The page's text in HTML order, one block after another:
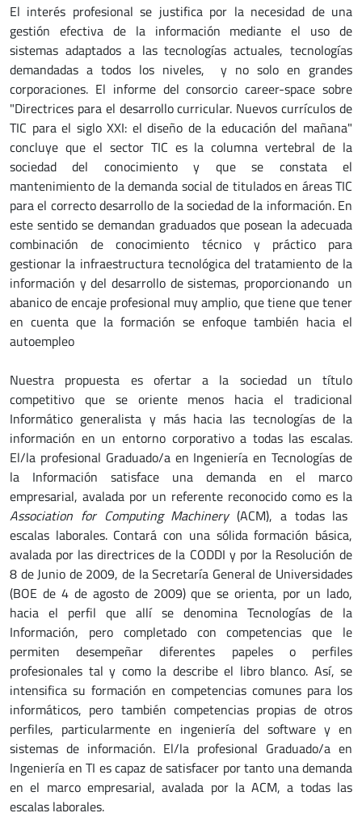
El interés profesional se justifica por la necesidad de una
gestión efectiva de la información mediante el uso de
sistemas adaptados a las tecnologías actuales, tecnologías
demandadas a todos los niveles, y no solo en grandes
corporaciones. El informe del consorcio career-space sobre
"Directrices para el desarrollo curricular. Nuevos currículos de
TIC para el siglo XXI: el diseño de la educación del mañana"
concluye que el sector TIC es la columna vertebral de la
sociedad del conocimiento y que se constata el
mantenimiento de la demanda social de titulados en áreas TIC
para el correcto desarrollo de la sociedad de la información. En
este sentido se demandan graduados que posean la adecuada
combinación de conocimiento técnico y práctico para
gestionar la infraestructura tecnológica del tratamiento de la
información y del desarrollo de sistemas, proporcionando un
abanico de encaje profesional muy amplio, que tiene que tener
en cuenta que la formación se enfoque también hacia el
autoempleo
Nuestra propuesta es ofertar a la sociedad un título
competitivo que se oriente menos hacia el tradicional
Informático generalista y más hacia las tecnologías de la
información en un entorno corporativo a todas las escalas.
El/la profesional Graduado/a en Ingeniería en Tecnologías de
la Información satisface una demanda en el marco
empresarial, avalada por un referente reconocido como es la
Association for Computing Machinery(ACM), a todas las
escalas laborales. Contará con una sólida formación básica,
avalada por las directrices de la CODDI y por la Resolución de
8 de Junio de 2009, de la Secretaría General de Universidades
(BOE de 4 de agosto de 2009) que se orienta, por un lado,
hacia el perfil que allí se denomina Tecnologías de la
Información, pero completado con competencias que le
permiten desempeñar diferentes papeles o perfiles
profesionales tal y como la describe el libro blanco. Así, se
intensifica su formación en competencias comunes para los
informáticos, pero también competencias propias de otros
perfiles, particularmente en ingeniería del software y en
sistemas de información. El/la profesional Graduado/a en
Ingeniería en TI es capaz de satisfacer por tanto una demanda
en el marco empresarial, avalada por la ACM, a todas las
escalas laborales.